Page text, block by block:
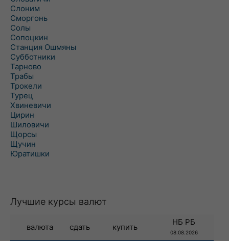
Слоним
Сморгонь
Солы
Сопоцкин
Станция Ошмяны
Субботники
Тарново
Трабы
Трокели
Турец
Хвиневичи
Цирин
Шиловичи
Щорсы
Щучин
Юратишки
Лучшие курсы валют
валюта сдать купить
НБ РБ
08.08.2026